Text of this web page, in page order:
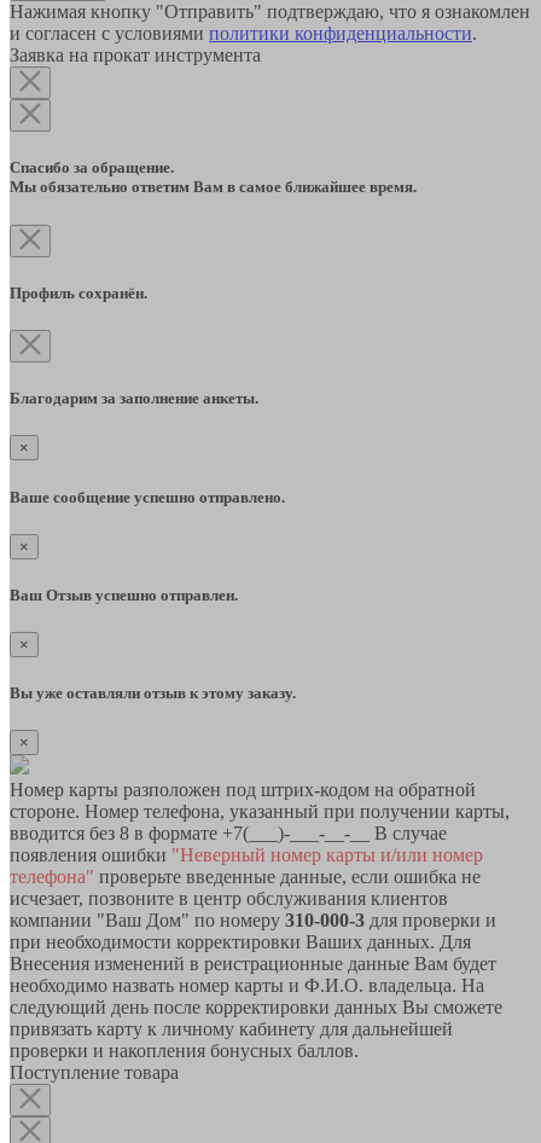
Нажимая кнопку "Отправить" подтверждаю, что я ознакомлен
и согласен с условиями политики конфиденциальности.
Заявка на прокат инструмента
Спасибо за обращение.
Мы обязательно ответим Вам в самое ближайшее время.
Профиль сохранён.
Благодарим за заполнение анкеты.
×
Ваше сообщение успешно отправлено.
×
Ваш Отзыв успешно отправлен.
×
Вы уже оставляли отзыв к этому заказу.
×
Номер карты разположен под штрих-кодом на обратной
стороне. Номер телефона, указанный при получении карты,
вводится без 8 в формате +7(___)-___-__-__ В случае
появления ошибки "Неверный номер карты и/или номер
телефона" проверьте введенные данные, если ошибка не
исчезает, позвоните в центр обслуживания клиентов
компании "Ваш Дом" по номеру 310-000-3 для проверки и
при необходимости корректировки Ваших данных. Для
Внесения изменений в реистрационные данные Вам будет
необходимо назвать номер карты и Ф.И.О. владельца. На
следующий день после корректировки данных Вы сможете
привязать карту к личному кабинету для дальнейшей
проверки и накопления бонусных баллов.
Поступление товара